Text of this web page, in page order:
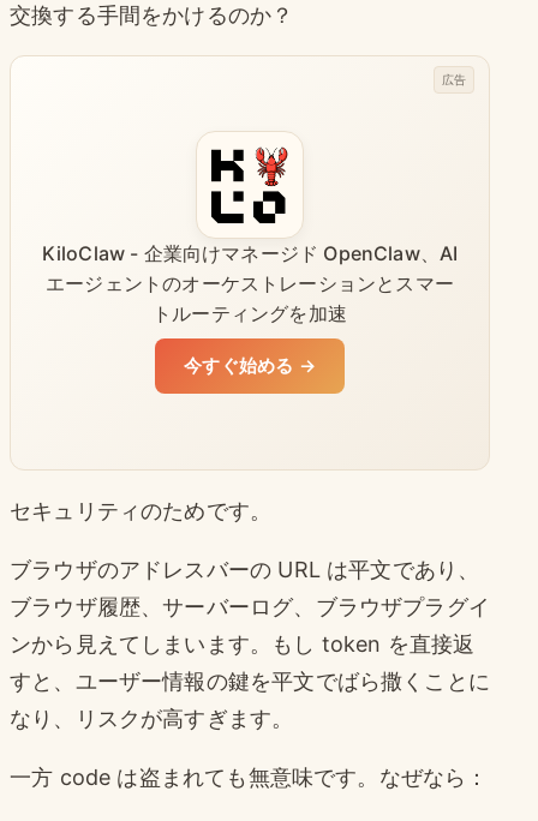
交換する手間をかけるのか？
KiloClaw - 企業向けマネージド OpenClaw、AI
エージェントのオーケストレーションとスマー
トルーティングを加速
今すぐ始める →
広告
セキュリティのためです。
ブラウザのアドレスバーの URL は平文であり、
ブラウザ履歴、サーバーログ、ブラウザプラグイ
ンから見えてしまいます。もし token を直接返
すと、ユーザー情報の鍵を平文でばら撒くことに
なり、リスクが高すぎます。
一方 code は盗まれても無意味です。なぜなら：